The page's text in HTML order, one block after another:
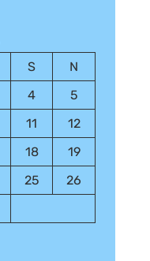
S
N
4
5
11
12
18
19
25
26